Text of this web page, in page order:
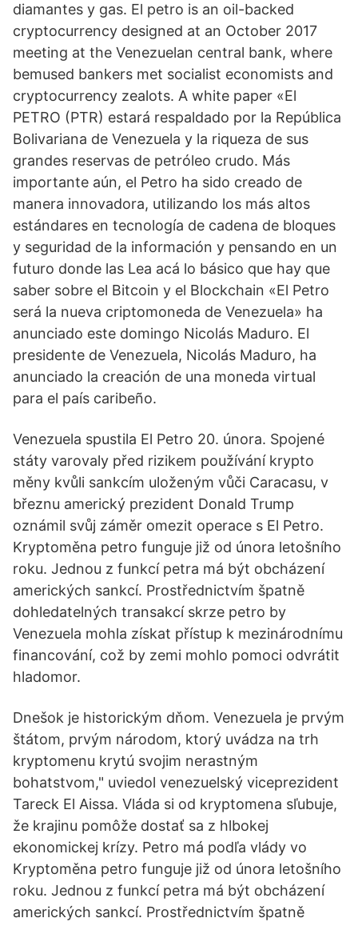
diamantes y gas. El petro is an oil-backed
cryptocurrency designed at an October 2017
meeting at the Venezuelan central bank, where
bemused bankers met socialist economists and
cryptocurrency zealots. A white paper «El
PETRO (PTR) estará respaldado por la República
Bolivariana de Venezuela y la riqueza de sus
grandes reservas de petróleo crudo. Más
importante aún, el Petro ha sido creado de
manera innovadora, utilizando los más altos
estándares en tecnología de cadena de bloques
y seguridad de la información y pensando en un
futuro donde las Lea acá lo básico que hay que
saber sobre el Bitcoin y el Blockchain «El Petro
será la nueva criptomoneda de Venezuela» ha
anunciado este domingo Nicolás Maduro. El
presidente de Venezuela, Nicolás Maduro, ha
anunciado la creación de una moneda virtual
para el país caribeño.
Venezuela spustila El Petro 20. února. Spojené
státy varovaly před rizikem používání krypto
měny kvůli sankcím uloženým vůči Caracasu, v
březnu americký prezident Donald Trump
oznámil svůj záměr omezit operace s El Petro.
Kryptoměna petro funguje již od února letošního
roku. Jednou z funkcí petra má být obcházení
amerických sankcí. Prostřednictvím špatně
dohledatelných transakcí skrze petro by
Venezuela mohla získat přístup k mezinárodnímu
financování, což by zemi mohlo pomoci odvrátit
hladomor.
Dnešok je historickým dňom. Venezuela je prvým
štátom, prvým národom, ktorý uvádza na trh
kryptomenu krytú svojim nerastným
bohatstvom," uviedol venezuelský viceprezident
Tareck El Aissa. Vláda si od kryptomena sľubuje,
že krajinu pomôže dostať sa z hlbokej
ekonomickej krízy. Petro má podľa vlády vo
Kryptoměna petro funguje již od února letošního
roku. Jednou z funkcí petra má být obcházení
amerických sankcí. Prostřednictvím špatně